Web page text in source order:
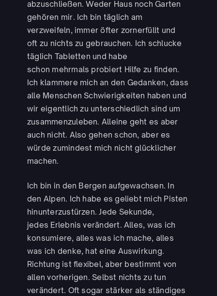
abzuschließen. Weder Haus noch Garten
gehören mir. Ich bin täglich am
verzweifeln, immer öfter zornerfüllt und
oft zu nichts zu gebrauchen. Ich schlucke
täglich Tabletten und habe
schon mehrmals probiert Hilfe zu finden.
Ich klammere mich an den Gedanken, dass
alle Menschen Schwierigkeiten haben und
wir eigentlich zu unterschiedlich sind um
zusammenzuleben. Alleine geht es aber
auch nicht. Also gehen schon, aber es
würde zumindest mich nicht glücklicher
machen.
Ich bin in den Bergen aufgewachsen. In
den Alpen. Ich habe es geliebt mich Pisten
hinunterzustürzen. Jede Sekunde,
jedes Erlebnis verändert. Alles, was ich
konsumiere, alles was ich mache, alles
was ich denke, hat eine Auswirkung.
Richtung ist flexibel, aber bestimmt von
allen vorherigen. Selbst nichts zu tun
verändert. Oft sogar stärker als ständiges